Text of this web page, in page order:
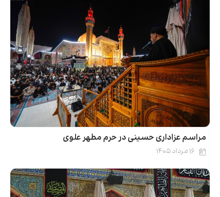
مراسم عزاداری حسینی در حرم مطهر علوی
۱۶ مرداد ۱۴۰۵